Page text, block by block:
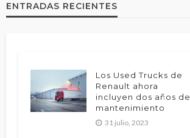
ENTRADAS RECIENTES
Los Used Trucks de
Renault ahora
incluyen dos años de
mantenimiento
31 julio, 2023